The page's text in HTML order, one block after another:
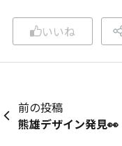
いいね
前の投稿
熊雄デザイン発見👀